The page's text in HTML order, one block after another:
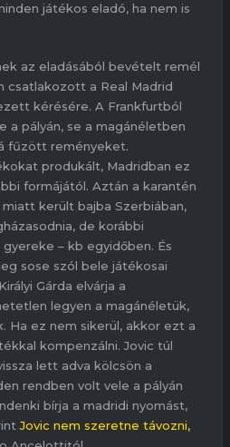
játékos eladó, ha nem is
az eladásából bevételt remél
csatlakozott a Real Madrid
kérésére. A Frankfurtból
a pályán, se a magánéletben
fűzött reményeket.
produkált, Madridban ez
formájától. Aztán a karantén
került bajba Szerbiában,
de korábbi
– kb egyidőben. És
sose szól bele játékosai
Gárda elvárja a
legyen a magánéletük,
Ha ez nem sikerül, akkor ezt a
kompenzálni. Jovic túl
lett adva kölcsön a
rendben volt vele a pályán
bírja a madridi nyomást,
Jovic nem szeretne távozni,